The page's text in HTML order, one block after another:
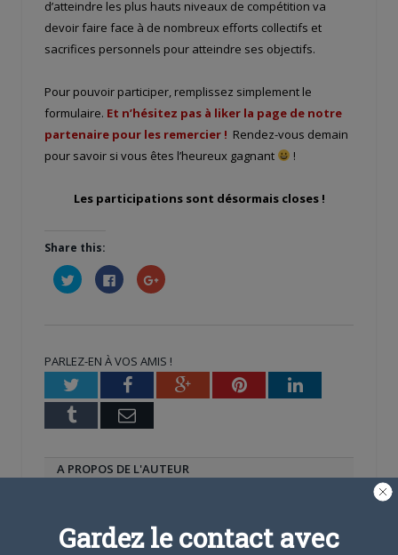
d’atteindre les plus hauts niveaux de compétition va
devoir faire face à de nombreux efforts collectifs et
sacrifices personnels pour atteindre ses objectifs.
Pour pouvoir participer, remplissez simplement le
formulaire. Et n’hésitez pas à liker la page de notre
partenaire pour les remercier ! Rendez-vous demain
pour savoir si vous êtes l’heureux gagnant
!
Les participations sont désormais closes !
Share this:
Cliquez
pour
partager
fenêtre)
Cliquez
pour
partager
fenêtre)
Cliquez
pour
nouvelle
fenêtre)
PARLEZ-EN À VOS AMIS !
TwitterFacebookGoogle+PinterestLinkedIn
Tumblr Email
A PROPOS DE L'AUTEUR
Gardez le contact avec